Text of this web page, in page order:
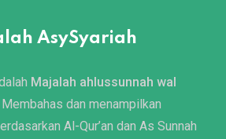
AsySyariah
Majalah ahlussunnah wal
dan menampilkan
Al-Qur’an dan As Sunnah